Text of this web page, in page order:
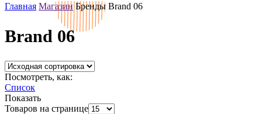
Главная Магазин Бренды Brand 06
Brand 06
Посмотреть, как:
Список
Показать
Товаров на странице